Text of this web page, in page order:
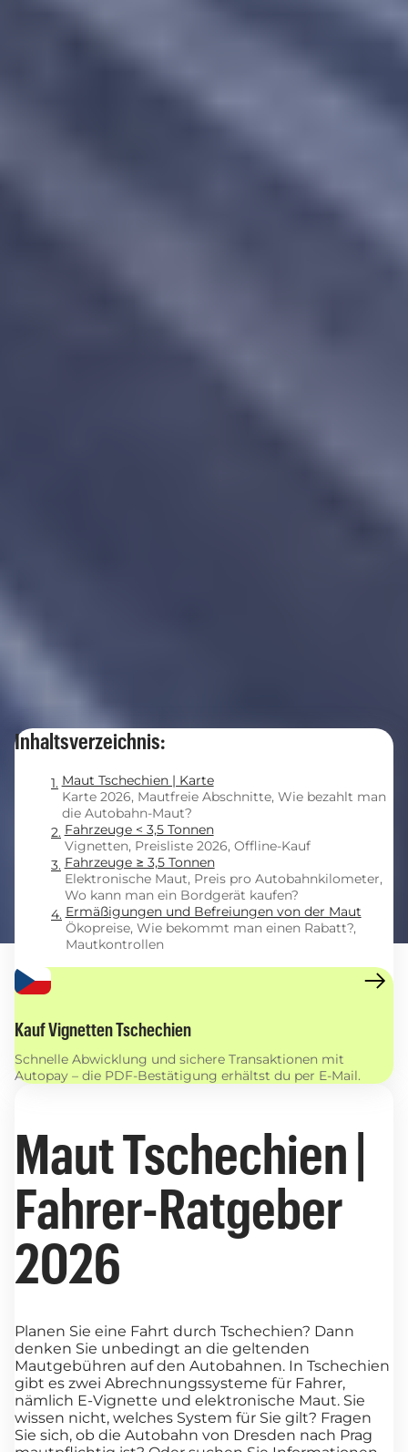
Inhaltsverzeichnis:
Maut Tschechien | Karte
Karte 2026, Mautfreie Abschnitte, Wie bezahlt man
die Autobahn-Maut?
Fahrzeuge < 3,5 Tonnen
Vignetten, Preisliste 2026, Offline-Kauf
Fahrzeuge ≥ 3,5 Tonnen
Elektronische Maut, Preis pro Autobahnkilometer,
Wo kann man ein Bordgerät kaufen?
Ermäßigungen und Befreiungen von der Maut
Ökopreise, Wie bekommt man einen Rabatt?,
Mautkontrollen
Kauf Vignetten Tschechien
Schnelle Abwicklung und sichere Transaktionen mit
Autopay – die PDF-Bestätigung erhältst du per E-Mail.
Maut Tschechien |
Fahrer-Ratgeber
2026
Planen Sie eine Fahrt durch Tschechien? Dann
denken Sie unbedingt an die geltenden
Mautgebühren auf den Autobahnen. In Tschechien
gibt es zwei Abrechnungssysteme für Fahrer,
nämlich E-Vignette und elektronische Maut. Sie
wissen nicht, welches System für Sie gilt? Fragen
Sie sich, ob die Autobahn von Dresden nach Prag